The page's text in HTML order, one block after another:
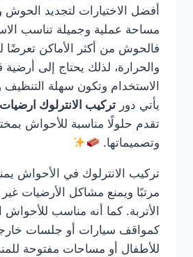
أفضل الاختيارات لتجديد الحوش
مساحة عملية وجميلة تناسب
فالحوش من أكثر الأماكن تعرضًا
والحرارة، لذلك يحتاج إلى
الاستخدام وتكون سهلة التنظيف
يأتي دور تركيب الانترلوك
تقدم حلولًا مناسبة للأحواش
وتصميماتها.
تركيب الانترلوك في الأحواش
مرتبًا ويمنع مشاكل الأرضيات
الأتربة. كما أنه مناسب
كمواقف سيارات أو جلسات
للأطفال أو مساحات مفتوحة